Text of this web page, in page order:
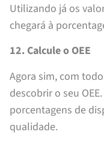
Utilizando já os
chegará à
12. Calcule o OEE
Agora sim, com
descobrir o seu
porcentagens de
qualidade.